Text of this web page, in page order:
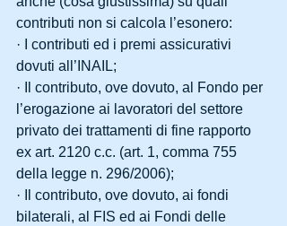
contributi non si calcola l’esonero:
· I contributi ed i premi assicurativi
dovuti all’INAIL;
· Il contributo, ove dovuto, al Fondo per
l’erogazione ai lavoratori del settore
privato dei trattamenti di fine rapporto
ex art. 2120 c.c. (art. 1, comma 755
della legge n. 296/2006);
· Il contributo, ove dovuto, ai fondi
bilaterali, al FIS ed ai Fondi delle